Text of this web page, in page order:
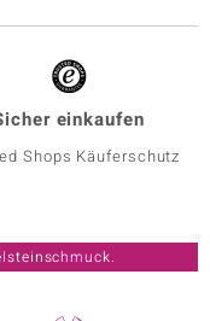
einkaufen
Shops Käuferschutz